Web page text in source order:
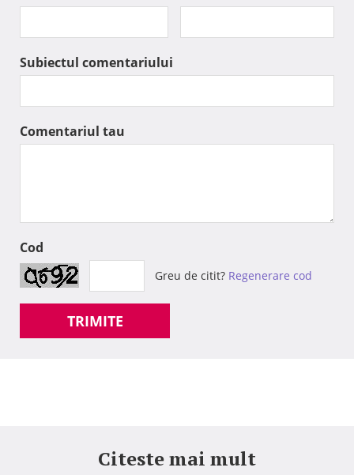
Subiectul comentariului
Comentariul tau
Cod
Greu de citit? Regenerare cod
TRIMITE
Citeste mai mult